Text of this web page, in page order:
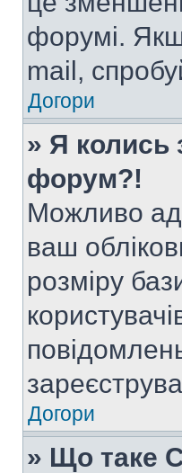
форумі.
mail,
Догори
» Я колись
форум?!
Можливо
ваш
розміру
Догори
» Що таке